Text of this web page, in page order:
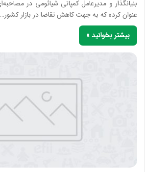
عنوان کرده که به جهت کاهش تقاضا در بازار کشور…
بیشتر بخوانید »